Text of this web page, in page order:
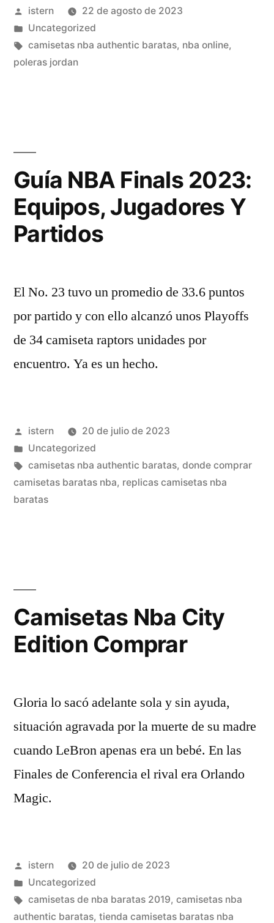
en
una
Publicado
por
istern
22 de agosto de 2023
Publicado
en
Uncategorized
Etiquetas:
camisetas nba authentic baratas, nba online,
poleras jordan
Guía NBA Finals 2023:
Equipos, Jugadores Y
Partidos
El No. 23 tuvo un promedio de 33.6 puntos
por partido y con ello alcanzó unos Playoffs
de 34 camiseta raptors unidades por
encuentro. Ya es un hecho.
Publicado
por
istern
20 de julio de 2023
Publicado
en
Uncategorized
Etiquetas:
camisetas nba authentic baratas, donde comprar
camisetas baratas nba, replicas camisetas nba
baratas
Camisetas Nba City
Edition Comprar
Gloria lo sacó adelante sola y sin ayuda,
situación agravada por la muerte de su madre
cuando LeBron apenas era un bebé. En las
Finales de Conferencia el rival era Orlando
Magic.
Publicado
por
istern
20 de julio de 2023
Publicado
en
Uncategorized
Etiquetas:
camisetas de nba baratas 2019, camisetas nba
authentic baratas, tienda camisetas baratas nba